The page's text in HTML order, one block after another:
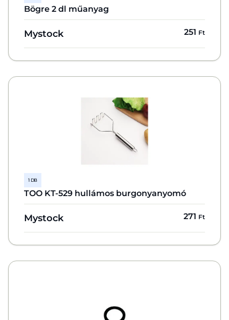
Bögre 2 dl műanyag
Mystock 251 Ft
1 DB
TOO KT-529 hullámos burgonyanyomó
Mystock 271 Ft